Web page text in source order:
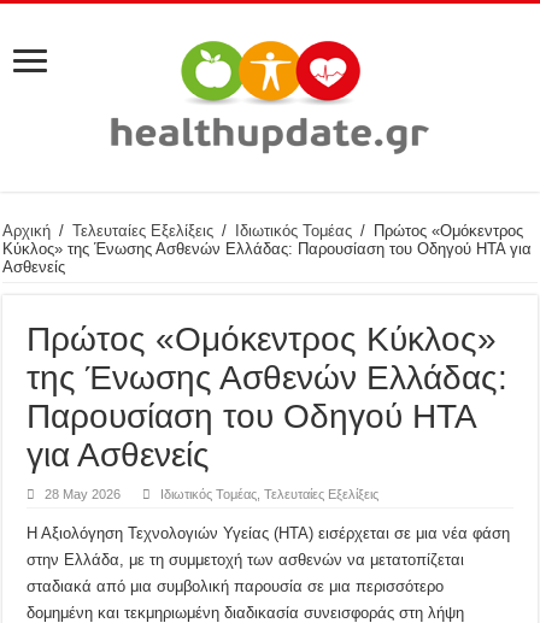
Αρχική / Τελευταίες Εξελίξεις / Ιδιωτικός Τομέας / Πρώτος «Ομόκεντρος
Κύκλος» της Ένωσης Ασθενών Ελλάδας: Παρουσίαση του Οδηγού ΗΤΑ για
Ασθενείς
Πρώτος «Ομόκεντρος Κύκλος»
της Ένωσης Ασθενών Ελλάδας:
Παρουσίαση του Οδηγού ΗΤΑ
για Ασθενείς
28 May 2026 Ιδιωτικός Τομέας ,Τελευταίες Εξελίξεις
Η Αξιολόγηση Τεχνολογιών Υγείας (HTA) εισέρχεται σε μια νέα φάση
στην Ελλάδα, με τη συμμετοχή των ασθενών να μετατοπίζεται
σταδιακά από μια συμβολική παρουσία σε μια περισσότερο
δομημένη και τεκμηριωμένη διαδικασία συνεισφοράς στη λήψη